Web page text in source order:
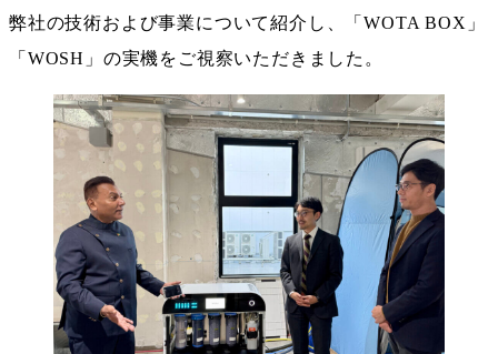
弊社の技術および事業について紹介し、「WOTA BOX」
「WOSH」の実機をご視察いただきました。